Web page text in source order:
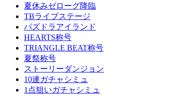
夏休みゼローグ降臨
TBライブステージ
パズドラアイランド
HEARTS称号
TRIANGLE BEAT称号
夏祭称号
ストーリーダンジョン
10連ガチャシミュ
1点狙いガチャシミュ